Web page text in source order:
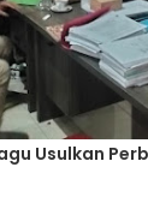
Usulkan